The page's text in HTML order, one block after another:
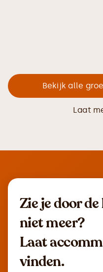
Bekijk alle
Laat
Zie je door
niet meer?
Laat
vinden.